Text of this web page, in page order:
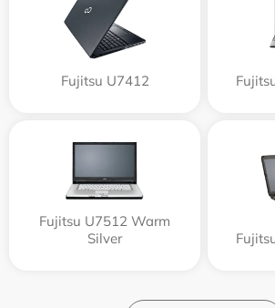
Fujitsu U7412
Fujitsu U7512 Warm
Silver